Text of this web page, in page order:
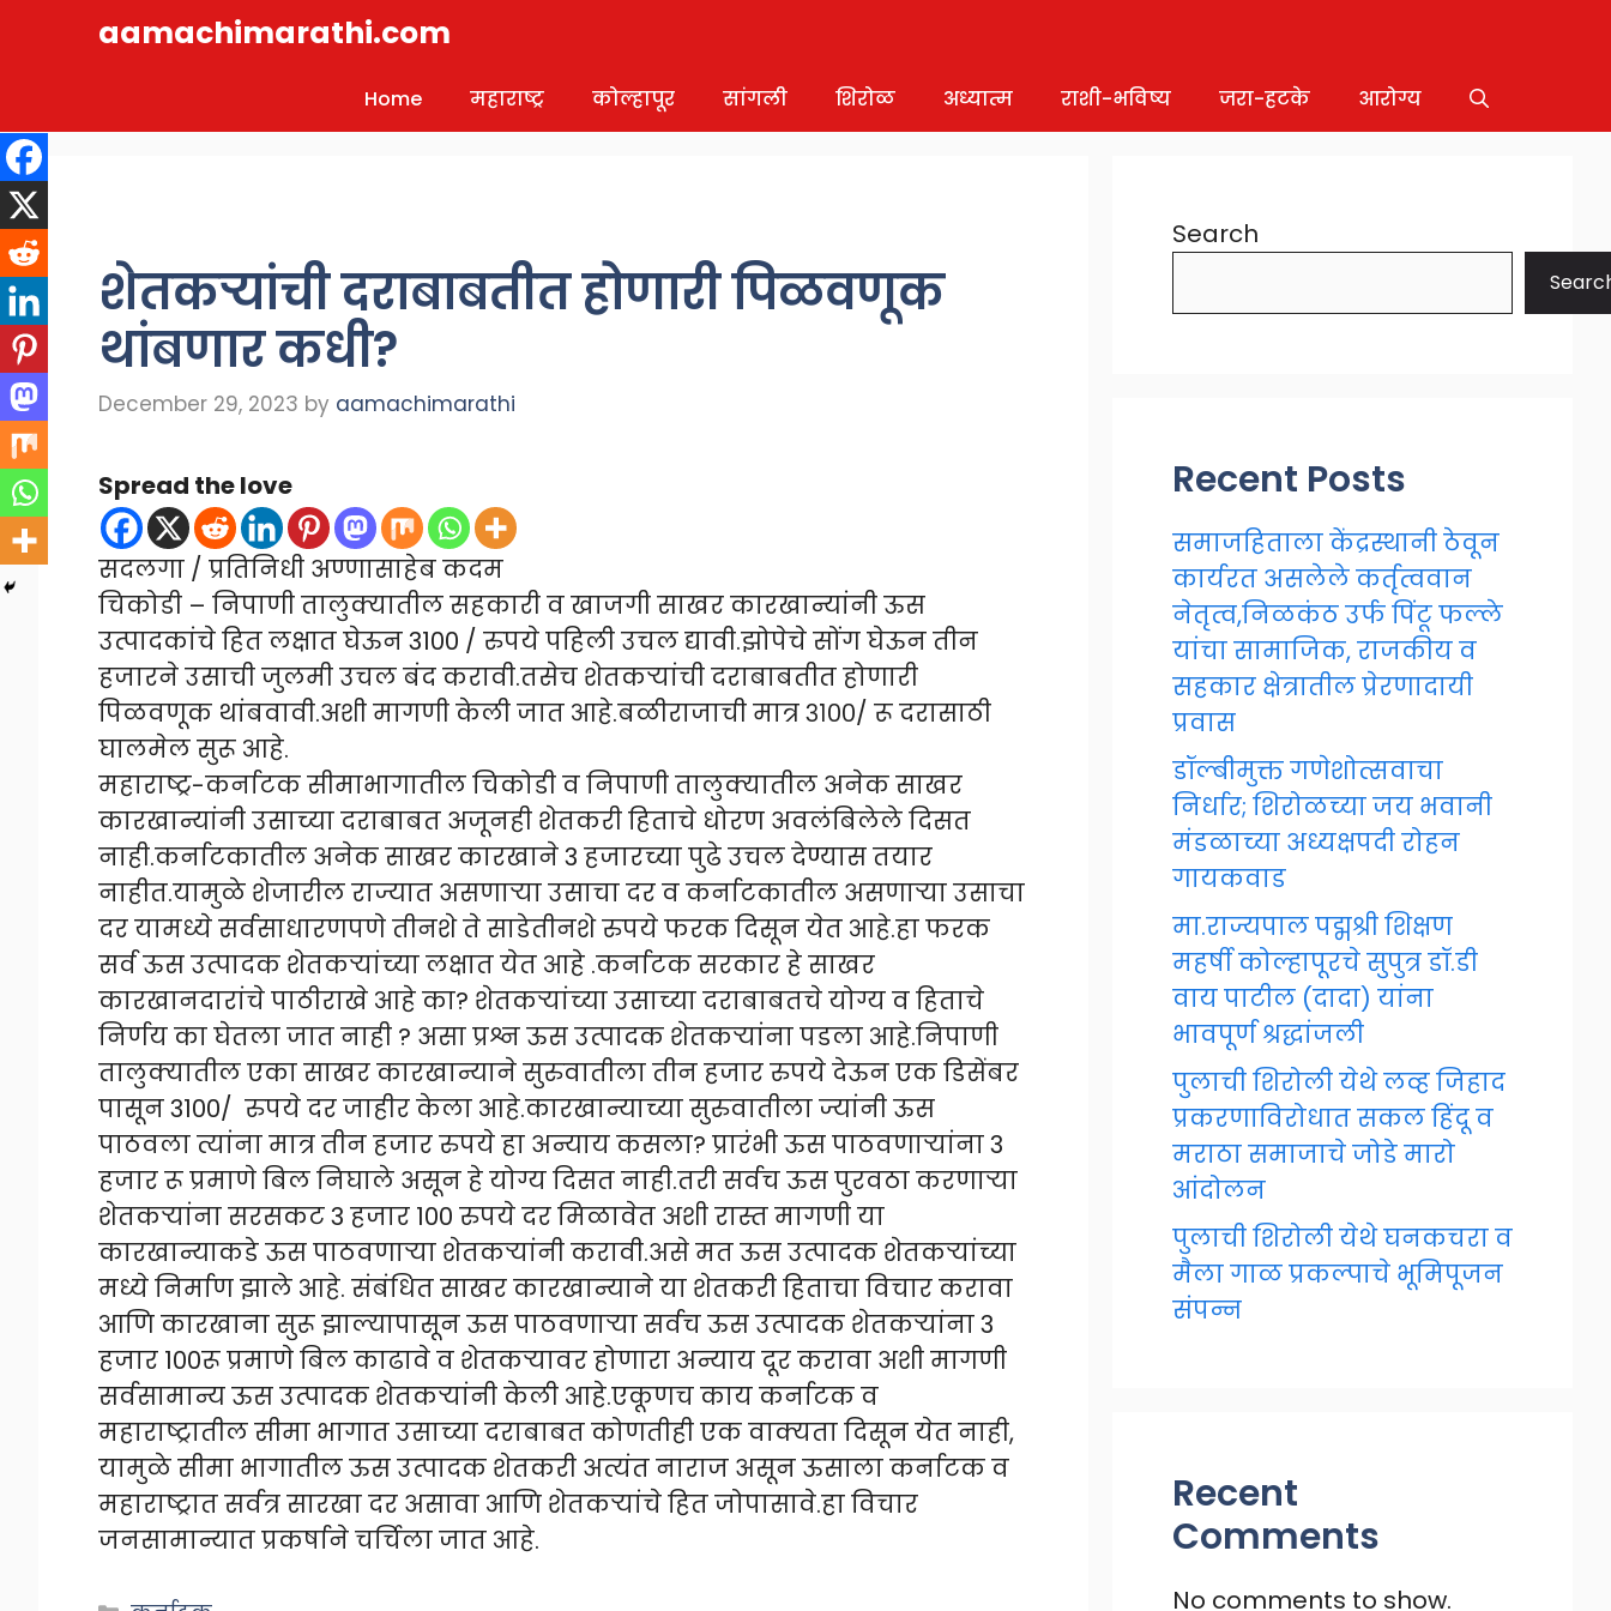
aamachimarathi.com
Home महाराष्ट्र कोल्हापूर सांगली शिरोळ अध्यात्म राशी-भविष्य जरा-हटके आरोग्य
शेतकऱ्यांची दराबाबतीत होणारी पिळवणूक
थांबणार कधी?
December 29, 2023 by aamachimarathi
Spread the love
सदलगा / प्रतिनिधी अण्णासाहेब कदम
चिकोडी – निपाणी तालुक्यातील सहकारी व खाजगी साखर कारखान्यांनी ऊस
उत्पादकांचे हित लक्षात घेऊन 3100 / रुपये पहिली उचल द्यावी.झोपेचे सोंग घेऊन तीन
हजारने उसाची जुलमी उचल बंद करावी.तसेच शेतकऱ्यांची दराबाबतीत होणारी
पिळवणूक थांबवावी.अशी मागणी केली जात आहे.बळीराजाची मात्र ३१००/ रू दरासाठी
घालमेल सुरू आहे.
महाराष्ट्र-कर्नाटक सीमाभागातील चिकोडी व निपाणी तालुक्यातील अनेक साखर
कारखान्यांनी उसाच्या दराबाबत अजूनही शेतकरी हिताचे धोरण अवलंबिलेले दिसत
नाही.कर्नाटकातील अनेक साखर कारखाने 3 हजारच्या पुढे उचल देण्यास तयार
नाहीत.यामुळे शेजारील राज्यात असणाऱ्या उसाचा दर व कर्नाटकातील असणाऱ्या उसाचा
दर यामध्ये सर्वसाधारणपणे तीनशे ते साडेतीनशे रुपये फरक दिसून येत आहे.हा फरक
सर्व ऊस उत्पादक शेतकऱ्यांच्या लक्षात येत आहे .कर्नाटक सरकार हे साखर
कारखानदारांचे पाठीराखे आहे का? शेतकऱ्यांच्या उसाच्या दराबाबतचे योग्य व हिताचे
निर्णय का घेतला जात नाही ? असा प्रश्न ऊस उत्पादक शेतकऱ्यांना पडला आहे.निपाणी
तालुक्यातील एका साखर कारखान्याने सुरुवातीला तीन हजार रुपये देऊन एक डिसेंबर
पासून 3100/ रुपये दर जाहीर केला आहे.कारखान्याच्या सुरुवातीला ज्यांनी ऊस
पाठवला त्यांना मात्र तीन हजार रुपये हा अन्याय कसला? प्रारंभी ऊस पाठवणाऱ्यांना 3
हजार रू प्रमाणे बिल निघाले असून हे योग्य दिसत नाही.तरी सर्वच ऊस पुरवठा करणाऱ्या
शेतकऱ्यांना सरसकट 3 हजार 100 रुपये दर मिळावेत अशी रास्त मागणी या
कारखान्याकडे ऊस पाठवणाऱ्या शेतकऱ्यांनी करावी.असे मत ऊस उत्पादक शेतकऱ्यांच्या
मध्ये निर्माण झाले आहे. संबंधित साखर कारखान्याने या शेतकरी हिताचा विचार करावा
आणि कारखाना सुरू झाल्यापासून ऊस पाठवणाऱ्या सर्वच ऊस उत्पादक शेतकऱ्यांना 3
हजार 100रू प्रमाणे बिल काढावे व शेतकऱ्यावर होणारा अन्याय दूर करावा अशी मागणी
सर्वसामान्य ऊस उत्पादक शेतकऱ्यांनी केली आहे.एकूणच काय कर्नाटक व
महाराष्ट्रातील सीमा भागात उसाच्या दराबाबत कोणतीही एक वाक्यता दिसून येत नाही,
यामुळे सीमा भागातील ऊस उत्पादक शेतकरी अत्यंत नाराज असून ऊसाला कर्नाटक व
महाराष्ट्रात सर्वत्र सारखा दर असावा आणि शेतकऱ्यांचे हित जोपासावे.हा विचार
जनसामान्यात प्रकर्षाने चर्चिला जात आहे.
Search
Recent Posts
समाजहिताला केंद्रस्थानी ठेवून
कार्यरत असलेले कर्तृत्ववान
नेतृत्व,निळकंठ उर्फ पिंटू फल्ले
यांचा सामाजिक, राजकीय व
सहकार क्षेत्रातील प्रेरणादायी
प्रवास
डॉल्बीमुक्त गणेशोत्सवाचा
निर्धार; शिरोळच्या जय भवानी
मंडळाच्या अध्यक्षपदी रोहन
गायकवाड
मा.राज्यपाल पद्मश्री शिक्षण
महर्षी कोल्हापूरचे सुपुत्र डॉ.डी
वाय पाटील (दादा) यांना
भावपूर्ण श्रद्धांजली
पुलाची शिरोली येथे लव्ह जिहाद
प्रकरणाविरोधात सकल हिंदू व
मराठा समाजाचे जोडे मारो
आंदोलन
पुलाची शिरोली येथे घनकचरा व
मैला गाळ प्रकल्पाचे भूमिपूजन
संपन्न
Recent
Comments
No comments to show.